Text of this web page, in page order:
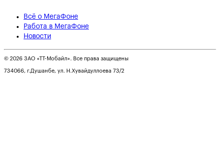
Всё о МегаФоне
Работа в МегаФоне
Новости
© 2026 ЗАО «ТТ-Мобайл». Все права защищены
734066, г.Душанбе, ул. Н.Хувайдуллоева 73/2